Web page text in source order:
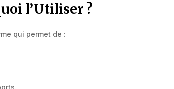
l’Utiliser ?
qui permet de :